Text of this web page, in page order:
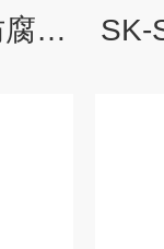
LDG-100智能带远传防腐型一体化电磁流量计 SK-